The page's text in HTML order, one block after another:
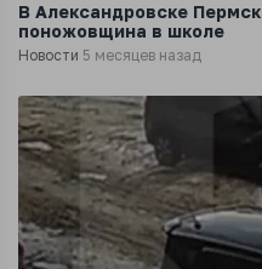
В Александровске
поножовщина в школе
Новости 5 месяцев назад